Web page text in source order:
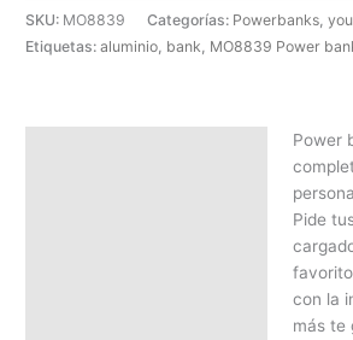
SKU: MO8839 Categorías: Powerbanks,
Etiquetas:aluminio, bank, MO8839 Power
Power
Pide
con la
más te